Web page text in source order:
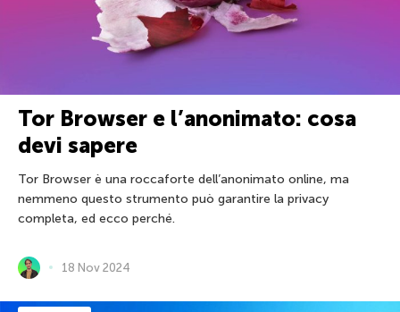
Tor Browser e l’anonimato: cosa
devi sapere
Tor Browser è una roccaforte dell’anonimato online, ma
nemmeno questo strumento può garantire la privacy
completa, ed ecco perché.
18 Nov 2024